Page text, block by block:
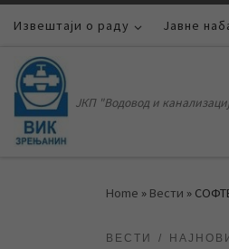
Skip to content
Извештаји о раду Јавне
ЈКП "Водовод и
Home » Вести »
ВЕСТИ